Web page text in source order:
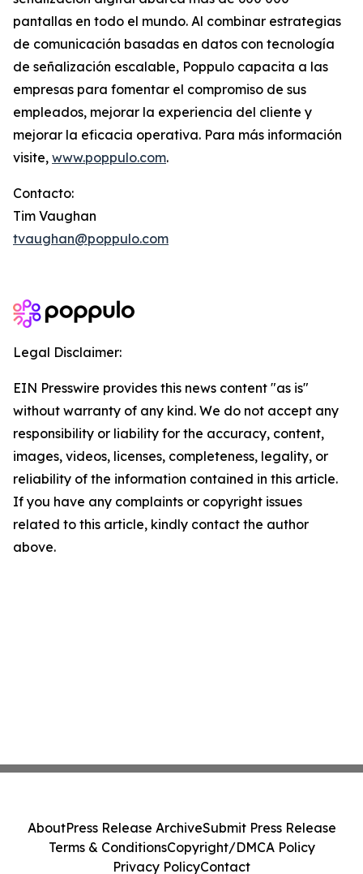
pantallas en todo el mundo. Al combinar estrategias
de comunicación basadas en datos con tecnología
de señalización escalable, Poppulo capacita a las
empresas para fomentar el compromiso de sus
empleados, mejorar la experiencia del cliente y
mejorar la eficacia operativa. Para más información
visite, www.poppulo.com.
Contacto:
Tim Vaughan
tvaughan@poppulo.com
Legal Disclaimer:
EIN Presswire provides this news content "as is"
without warranty of any kind. We do not accept any
responsibility or liability for the accuracy, content,
images, videos, licenses, completeness, legality, or
reliability of the information contained in this article.
If you have any complaints or copyright issues
related to this article, kindly contact the author
above.
AboutPress Release ArchiveSubmit Press Release
Terms & ConditionsCopyright/DMCA Policy
Privacy PolicyContact